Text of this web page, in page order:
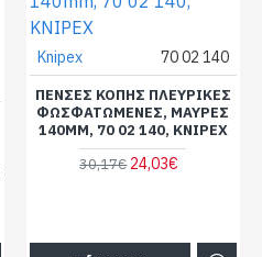
Knipex 70 02 140
ΠΈΝΣΕΣ ΚΟΠΉΣ ΠΛΕΥΡΙΚΈΣ
ΦΩΣΦΑΤΩΜΈΝΕΣ, ΜΑΎΡΕΣ
140MM, 70 02 140, KNIPEX
30,17€ 24,03€